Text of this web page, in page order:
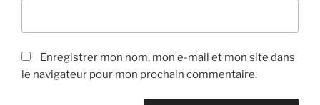
Enregistrer mon nom, mon e-mail et mon site dans
le navigateur pour mon prochain commentaire.